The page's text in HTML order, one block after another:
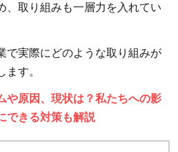
、取り組みも一層力を入れてい
で実際にどのような取り組みが
す。
や原因、現状は？私たちへの影
できる対策も解説